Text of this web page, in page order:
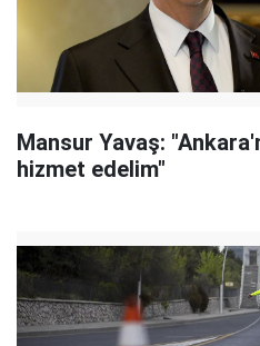
Mansur Yavaş:
hizmet edelim"